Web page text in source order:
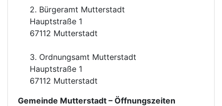
2. Bürgeramt Mutterstadt
Hauptstraße 1
67112 Mutterstadt
3. Ordnungsamt Mutterstadt
Hauptstraße 1
67112 Mutterstadt
Gemeinde Mutterstadt – Öffnungszeiten